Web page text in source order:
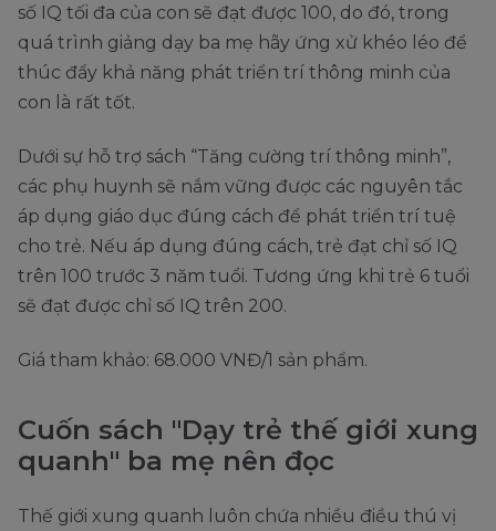
số IQ tối đa của con sẽ đạt được 100, do đó, trong
quá trình giảng dạy ba mẹ hãy ứng xử khéo léo để
thúc đẩy khả năng phát triển trí thông minh của
con là rất tốt.
Dưới sự hỗ trợ sách “Tăng cường trí thông minh”,
các phụ huynh sẽ nắm vững được các nguyên tắc
áp dụng giáo dục đúng cách để phát triển trí tuệ
cho trẻ. Nếu áp dụng đúng cách, trẻ đạt chỉ số IQ
trên 100 trước 3 năm tuổi. Tương ứng khi trẻ 6 tuổi
sẽ đạt được chỉ số IQ trên 200.
Giá tham khảo: 68.000 VNĐ/1 sản phẩm.
Cuốn sách "Dạy trẻ thế giới xung
quanh" ba mẹ nên đọc
Thế giới xung quanh luôn chứa nhiều điều thú vị